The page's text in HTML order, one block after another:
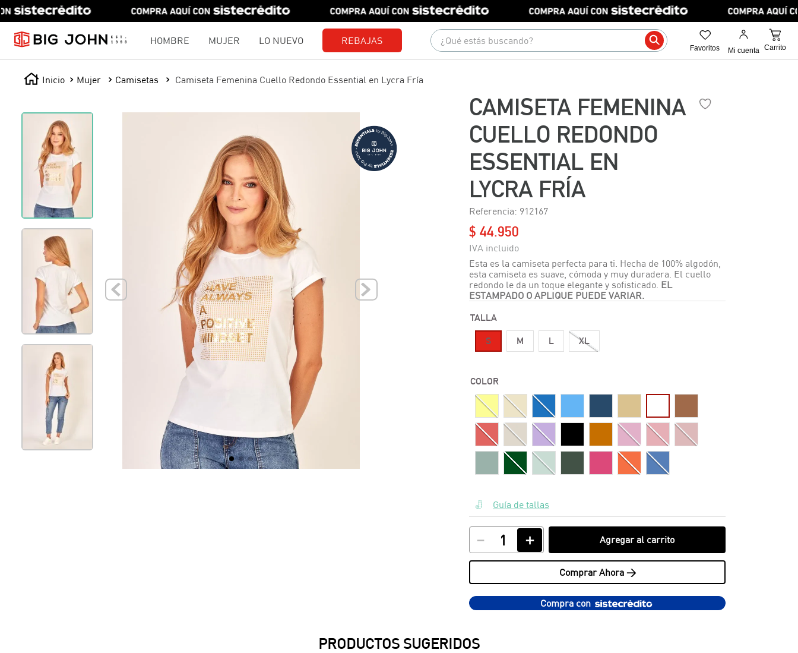
HOMBRE MUJER LO NUEVO REBAJAS
¿Qué estás buscando?
Mujer Camisetas Camiseta Femenina Cuello Redondo Essential en Lycra Fría
CAMISETA FEMENINA
CUELLO REDONDO
ESSENTIAL EN
LYCRA FRÍA
Referencia: 912167
$ 44.950
Esta es la camiseta perfecta para ti. Hecha de 100% algodón,
esta camiseta es suave, cómoda y muy duradera. El cuello
redondo le da un toque elegante y sofisticado. EL
ESTAMPADO O APLIQUE PUEDE VARIAR.
TALLA
S M L XL
COLOR
Guía de tallas
＋
－ Agregar al carrito
Comprar Ahora >
Compra con
PRODUCTOS SUGERIDOS
Términos más buscados